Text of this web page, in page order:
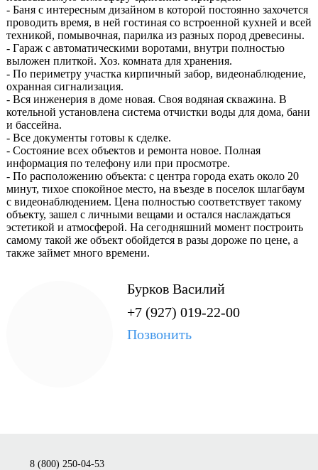
- Баня с интересным дизайном в которой постоянно захочется
проводить время, в ней гостиная со встроенной кухней и всей
техникой, помывочная, парилка из разных пород древесины.
- Гараж с автоматическими воротами, внутри полностью
выложен плиткой. Хоз. комната для хранения.
- По периметру участка кирпичный забор, видеонаблюдение,
охранная сигнализация.
- Вся инженерия в доме новая. Своя водяная скважина. В
котельной установлена система отчистки воды для дома, бани
и бассейна.
- Все документы готовы к сделке.
- Состояние всех объектов и ремонта новое. Полная
информация по телефону или при просмотре.
- По расположению объекта: с центра города ехать около 20
минут, тихое спокойное место, на въезде в поселок шлагбаум
с видеонаблюдением. Цена полностью соответствует такому
объекту, зашел с личными вещами и остался наслаждаться
эстетикой и атмосферой. На сегодняшний момент построить
самому такой же объект обойдется в разы дороже по цене, а
также займет много времени.
Бурков Василий
+7 (927) 019-22-00
Позвонить
8 (800) 250-04-53